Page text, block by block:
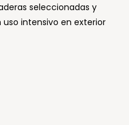
seleccionadas y
intensivo en exterior